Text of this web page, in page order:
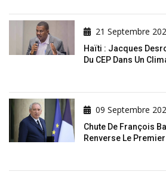
21 Septembre
Haïti : Jacques
Du CEP Dans Un
09 Septembre
Chute De François
Renverse Le